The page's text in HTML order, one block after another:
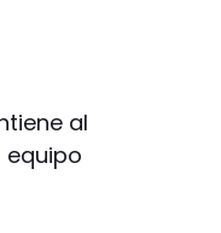
al
equipo